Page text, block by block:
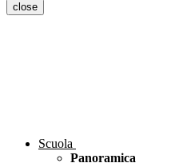
close
Scuola
Panoramica